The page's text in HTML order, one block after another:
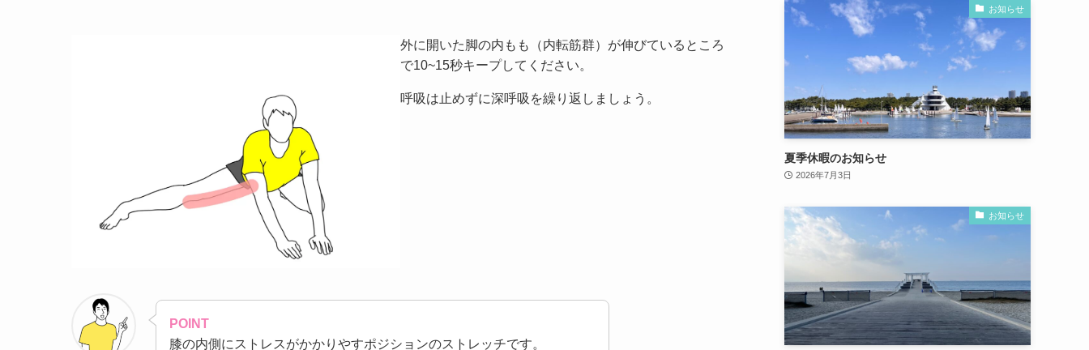
外に開いた脚の内もも（内転筋群）が伸びているところ
で10~15秒キープしてください。
呼吸は止めずに深呼吸を繰り返しましょう。
POINT
膝の内側にストレスがかかりやすポジションのストレッチです。
お知らせ
夏季休暇のお知らせ
2026年7月3日
お知らせ